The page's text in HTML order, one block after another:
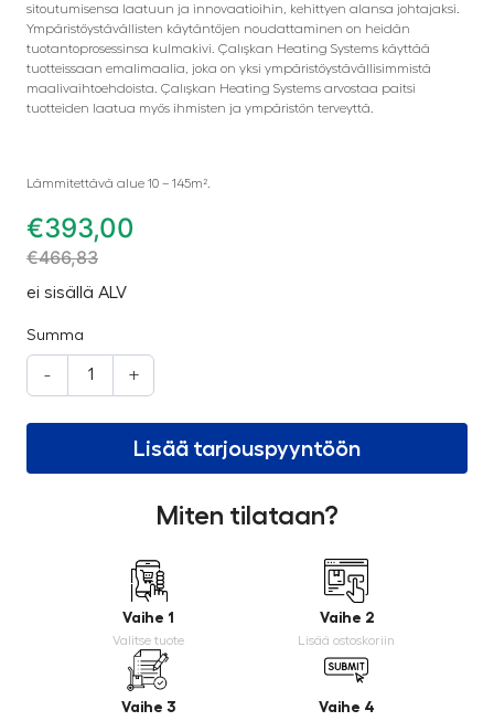
sitoutumisensa laatuun ja innovaatioihin, kehittyen alansa johtajaksi.
Ympäristöystävällisten käytäntöjen noudattaminen on heidän
tuotantoprosessinsa kulmakivi. Çalışkan Heating Systems käyttää
tuotteissaan emalimaalia, joka on yksi ympäristöystävällisimmistä
maalivaihtoehdoista. Çalışkan Heating Systems arvostaa paitsi
tuotteiden laatua myös ihmisten ja ympäristön terveyttä.
Lämmitettävä alue 10 – 145m².
€393,00
€466,83
ei sisällä ALV
Summa
- +
Lisää tarjouspyyntöön
Miten tilataan?
Vaihe 1
Valitse tuote
Vaihe 2
Lisää ostoskoriin
Vaihe 3 Vaihe 4